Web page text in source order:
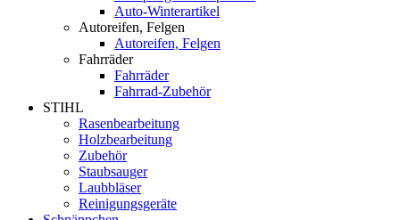
Auto-Winterartikel
Autoreifen, Felgen
Autoreifen, Felgen
Fahrräder
Fahrräder
Fahrrad-Zubehör
STIHL
Rasenbearbeitung
Holzbearbeitung
Zubehör
Staubsauger
Laubbläser
Reinigungsgeräte